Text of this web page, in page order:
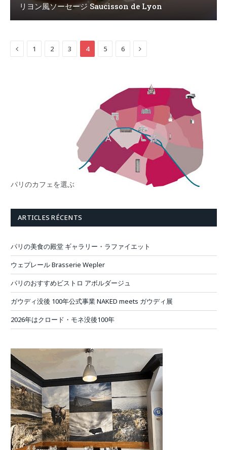
リヨン風ソーセージ Saucisson de Lyon
Previous
1 2 3 4 5 6 Next
パリのカフェを選ぶ
ARTICLES RÉCENTS
パリの美食の殿堂 ギャラリー・ラファイエット
ウェプレール Brasserie Wepler
パリのおすすめビストロ アボルダージュ
ガウディ没後 100年公式事業 NAKED meets ガウディ展
2026年はクロード・モネ没後100年